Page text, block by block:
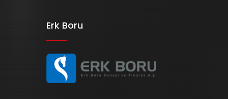
Erk Boru